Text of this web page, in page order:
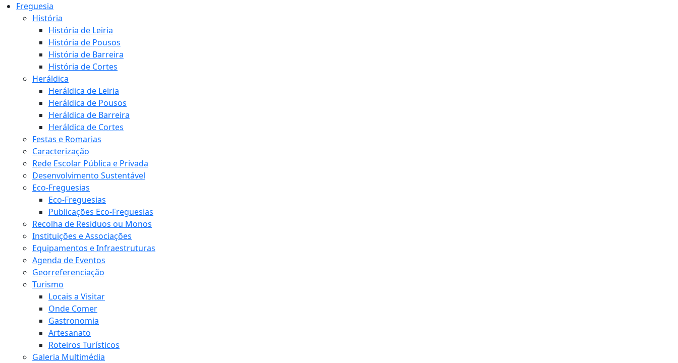
Freguesia
História
História de Leiria
História de Pousos
História de Barreira
História de Cortes
Heráldica
Heráldica de Leiria
Heráldica de Pousos
Heráldica de Barreira
Heráldica de Cortes
Festas e Romarias
Caracterização
Rede Escolar Pública e Privada
Desenvolvimento Sustentável
Eco-Freguesias
Eco-Freguesias
Publicações Eco-Freguesias
Recolha de Residuos ou Monos
Instituições e Associações
Equipamentos e Infraestruturas
Agenda de Eventos
Georreferenciação
Turismo
Locais a Visitar
Onde Comer
Gastronomia
Artesanato
Roteiros Turísticos
Galeria Multimédia